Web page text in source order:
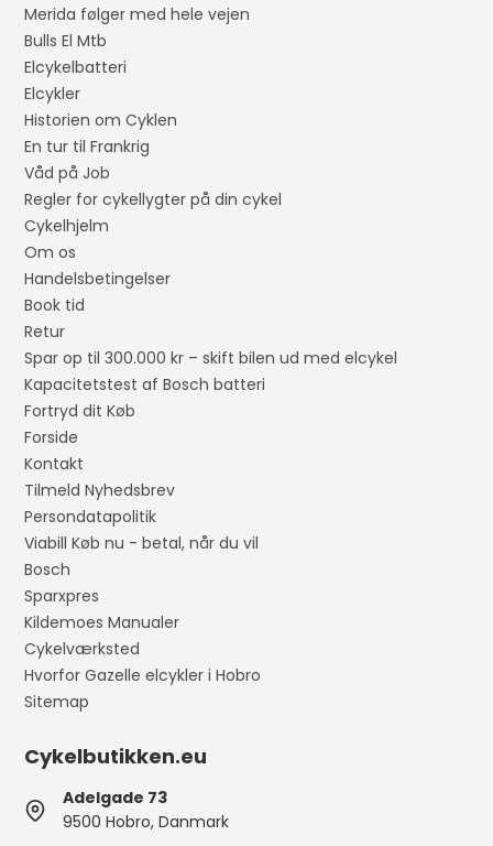
Merida følger med hele vejen
Bulls El Mtb
Elcykelbatteri
Elcykler
Historien om Cyklen
En tur til Frankrig
Våd på Job
Regler for cykellygter på din cykel
Cykelhjelm
Om os
Handelsbetingelser
Book tid
Retur
Spar op til 300.000 kr – skift bilen ud med elcykel
Kapacitetstest af Bosch batteri
Fortryd dit Køb
Forside
Kontakt
Tilmeld Nyhedsbrev
Persondatapolitik
Viabill Køb nu - betal, når du vil
Bosch
Sparxpres
Kildemoes Manualer
Cykelværksted
Hvorfor Gazelle elcykler i Hobro
Sitemap
Cykelbutikken.eu
Adelgade 73
9500 Hobro, Danmark